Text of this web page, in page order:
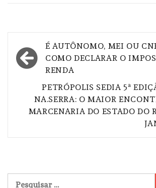
Navegação
de
É AUTÔNOMO, MEI OU
COMO DECLARAR O
RENDA
PETRÓPOLIS SEDIA 5ª
NA.SERRA: O MAIOR
MARCENARIA DO ESTADO DO